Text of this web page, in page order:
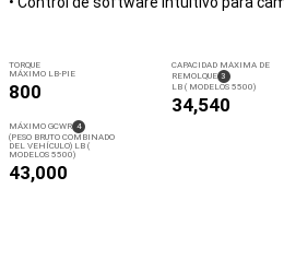
TORQUE
MÁXIMO LB-PIE
800
CAPACIDAD MÁXIMA DE
REMOLQUE ( DISCLOSURE
3 )
LB ( MODELOS 5500)
34,540
MÁXIMOGCWR ( DISCLOSURE
4)
(PESO BRUTO COMBINADO
DEL VEHÍCULO) LB (
MODELOS 5500)
43,000